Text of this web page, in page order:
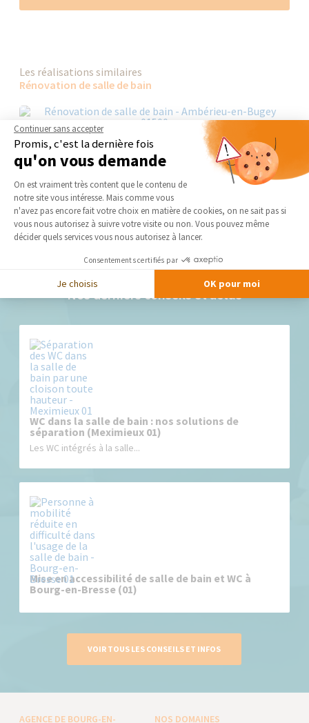
Les réalisations similaires
Rénovation de salle de bain
Nos derniers conseils et actus
WC dans la salle de bain : nos solutions de
séparation (Meximieux 01)
Les WC intégrés à la salle...
Mise en accessibilité de salle de bain et WC à
Bourg-en-Bresse (01)
VOIR TOUS LES CONSEILS ET INFOS
AGENCE DE BOURG-EN-
NOS DOMAINES
Continuer sans accepter
Promis, c'est la dernière fois
qu'on vous demande
Plateforme de Gestion du
On est vraiment très content que le contenu de
notre site vous intéresse. Mais comme vous
n'avez pas encore fait votre choix en matière de cookies, on ne sait pas si
vous nous autorisez à suivre votre visite ou non. Vous pouvez même
décider quels services vous nous autorisez à lancer.
Consentements certifiés par
Je choisis OK pour moi
Axeptio consent